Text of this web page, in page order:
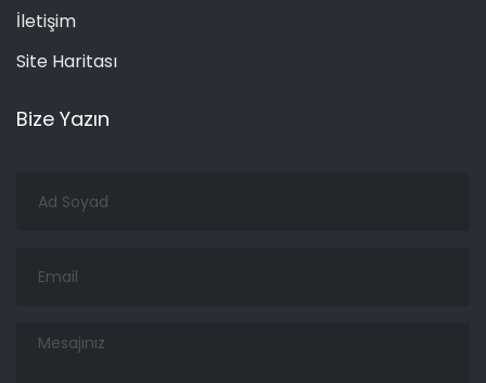
İletişim
Site Haritası
Bize Yazın
Soyad
Mesajınız